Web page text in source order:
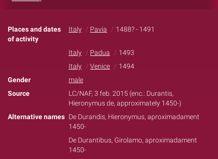
Places and dates
of activity
Italy Pavia 1488? - 1491
Italy Padua
1493
Italy
Venice
1494
Gender
male
Source
LC/NAF, 3 feb. 2015 (enc.: Durantis,
Hieronymus de, approximately 1450-)
Alternative names De Durandis, Hieronymus, aproximadament
1450-
De Durantibus, Girolamo, aproximadament
1450-